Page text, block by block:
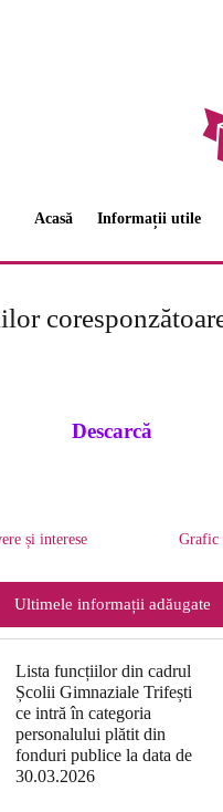
Acasă Informații utile
Descarcă
și interese Grafic
Ultimele informații adăugate
Lista funcțiilor din cadrul
Școlii Gimnaziale Trifești
ce intră în categoria
personalului plătit din
fonduri publice la data de
30.03.2026